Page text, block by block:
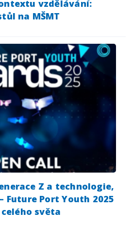
vzdělávání:
na MŠMT
Z a technologie,
Future Port Youth 2025
světa